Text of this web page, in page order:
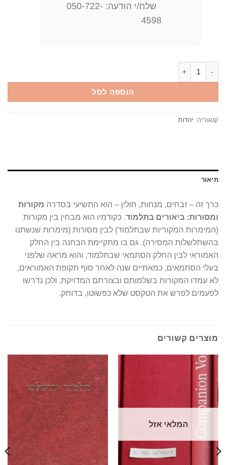
שלח/י הודעה: 050-722-
4598
הוספה לסל
קטגוריה: יהדות
תיאור
כרך זה – זבחים, מנחות, חולין – הוא התשיעי בסדרה מקורות
ומסורות: ביאורים בתלמוד. כקודמיו הוא מבחין בין מקורות
(המימרות המקוריות שבתלמוד) לבין מסורות (מימרות שנשתנו
בהשתלשלות המסירה). גם בו מתקיימת הבחנה בין החלק
האמוראי לבין החלק הסתמאי שבתלמוד, והוא מראה שלפני
בעלי הסתמאים, כמאתיים שנה לאחר סוף תקופת האמוראים,
לא עמדו המקורות בשלמותם ובצורתם המדויקת, ולכן נדרשו
לפעמים לפרש את הטקסט שלא כפשוטו, בדוחק.
מוצרים קשורים
המלאי אזל